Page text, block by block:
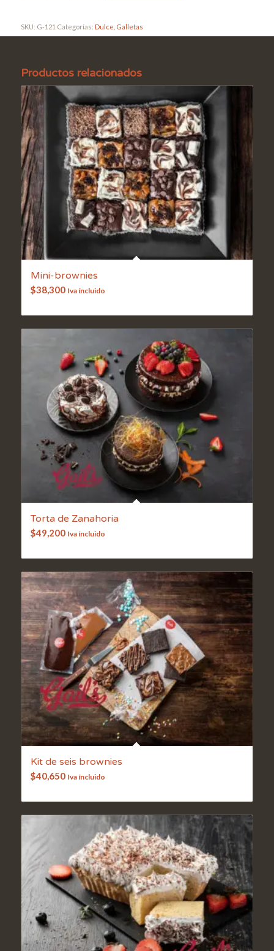
SKU: G-121 Categorías: Dulce Galletas
Productos relacionados
Mini-brownies
$38,300 Iva íncluido
Torta de Zanahoria
$49,200 Iva íncluido
Kit de seis brownies
$40,650 Iva íncluido